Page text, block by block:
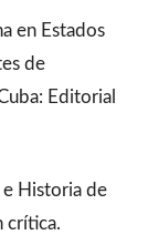
en Estados
de
Editorial
e Historia de
crítica.